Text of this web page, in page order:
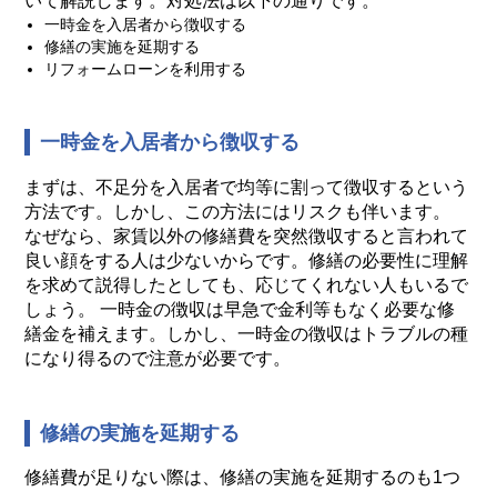
一時金を入居者から徴収する
修繕の実施を延期する
リフォームローンを利用する
一時金を入居者から徴収する
まずは、不足分を入居者で均等に割って徴収するという
方法です。しかし、この方法にはリスクも伴います。
なぜなら、家賃以外の修繕費を突然徴収すると言われて
良い顔をする人は少ないからです。修繕の必要性に理解
を求めて説得したとしても、応じてくれない人もいるで
しょう。 一時金の徴収は早急で金利等もなく必要な修
繕金を補えます。しかし、一時金の徴収はトラブルの種
になり得るので注意が必要です。
修繕の実施を延期する
修繕費が足りない際は、修繕の実施を延期するのも1つ